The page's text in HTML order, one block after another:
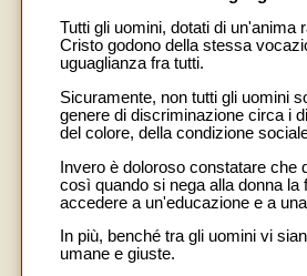
Tutti gli uomini, dotati di un'anima
Cristo godono della stessa
uguaglianza fra tutti.
Sicuramente, non tutti gli uomini
genere di discriminazione circa i
del colore, della condizione
Invero è doloroso constatare che
così quando si nega alla donna
accedere a un'educazione e a
In più, benché tra gli uomini vi
umane e giuste.